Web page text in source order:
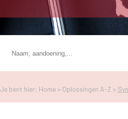
Je bent hier: Home > Oplossingen A-Z >